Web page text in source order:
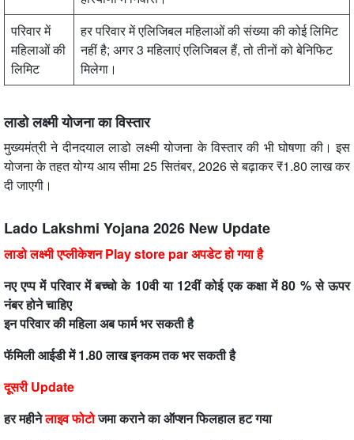
परिवार में
महिलाओं की
लिमिट
हर परिवार में एलिजिबल महिलाओं की संख्या की कोई लिमिट
नहीं है; अगर 3 महिलाएं एलिजिबल हैं, तो तीनों को बेनिफिट
मिलेगा।
लाडो लक्ष्मी योजना का विस्तार
मुख्यमंत्री ने दीनदयाल लाडो लक्ष्मी योजना के विस्तार की भी घोषणा की। इस
योजना के तहत योग्य आय सीमा 25 सितंबर, 2026 से बढ़ाकर ₹1.80 लाख कर
दी जाएगी।
Lado Lakshmi Yojana 2026 New Update
लाडो लक्ष्मी एप्लीकेशन Play store par अपडेट हो गया है
नए एप्प में परिवार में बच्चो के 10वी या 12वीं कोई एक कक्षा में 80 % से ऊपर
नंबर होने चाहिए
इन परिवार की महिला अब फार्म भर सकती है
फॅमिली आईडी में 1.80 लाख इनकम तक भर सकती है
दूसरी Update
हर महीनेलाइव फोटोजमा कराने का ऑप्शन फिलहाल हट गया